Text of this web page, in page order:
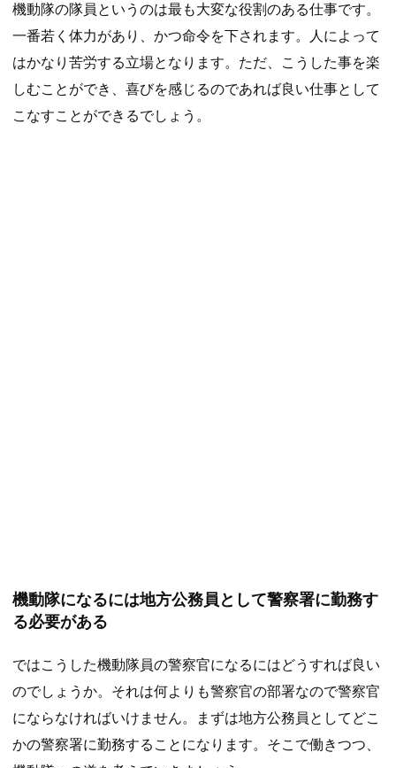
機動隊の隊員というのは最も大変な役割のある仕事です。
一番若く体力があり、かつ命令を下されます。人によって
はかなり苦労する立場となります。ただ、こうした事を楽
しむことができ、喜びを感じるのであれば良い仕事として
こなすことができるでしょう。
機動隊になるには地方公務員として警察署に勤務す
る必要がある
ではこうした機動隊員の警察官になるにはどうすれば良い
のでしょうか。それは何よりも警察官の部署なので警察官
にならなければいけません。まずは地方公務員としてどこ
かの警察署に勤務することになります。そこで働きつつ、